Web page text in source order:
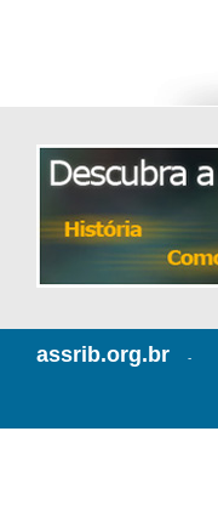
assrib.org.br -